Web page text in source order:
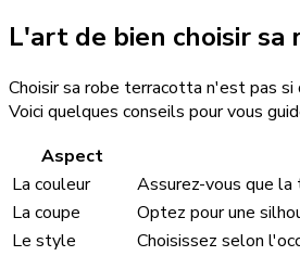
L'art de bien choisir
Choisir sa robe terracotta n'est pas
Voici quelques conseils pour vous
Aspect
La couleur
Assurez-vous que
La coupe
Optez pour une
Le style
Choisissez selon